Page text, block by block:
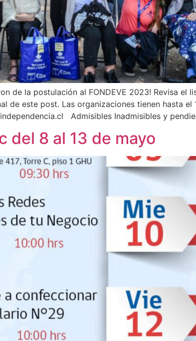
de la postulación al FONDEVE 2023! Revisa el
de este post. Las organizaciones tienen hasta
Admisibles Inadmisibles y
del 8 al 13 de mayo